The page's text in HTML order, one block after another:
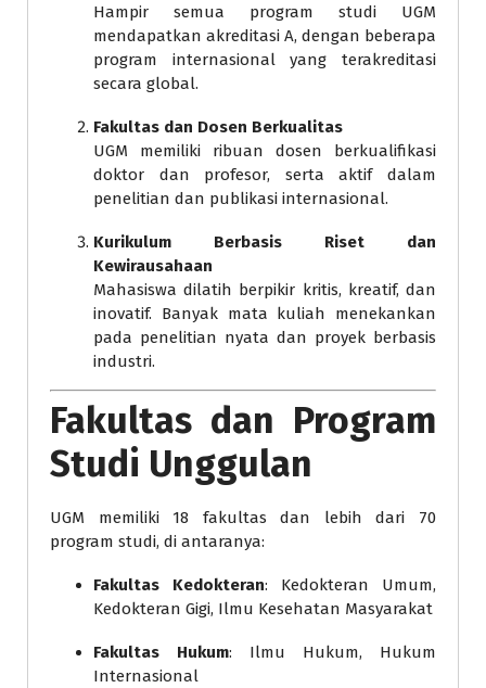
Hampir semua program studi UGM
mendapatkan akreditasi A, dengan beberapa
program internasional yang terakreditasi
secara global.
Fakultas dan Dosen Berkualitas
UGM memiliki ribuan dosen berkualifikasi
doktor dan profesor, serta aktif dalam
penelitian dan publikasi internasional.
Kurikulum Berbasis Riset dan
Kewirausahaan
Mahasiswa dilatih berpikir kritis, kreatif, dan
inovatif. Banyak mata kuliah menekankan
pada penelitian nyata dan proyek berbasis
industri.
Fakultas dan Program
Studi Unggulan
UGM memiliki 18 fakultas dan lebih dari 70
program studi, di antaranya:
Fakultas Kedokteran: Kedokteran Umum,
Kedokteran Gigi, Ilmu Kesehatan Masyarakat
Fakultas Hukum: Ilmu Hukum, Hukum
Internasional